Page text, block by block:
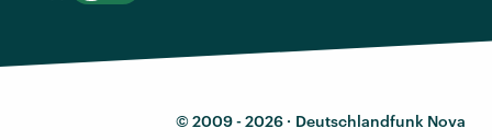
© 2009 - 2026 · Deutschlandfunk Nova